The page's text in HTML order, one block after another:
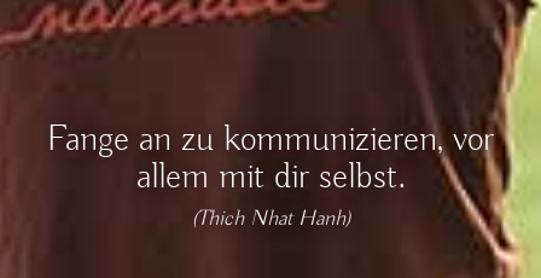
Fange an zu kommunizieren, vor
allem mit dir selbst.
(Thich Nhat Hanh)